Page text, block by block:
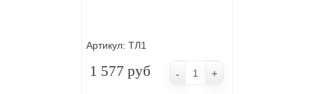
Артикул: ТЛ1
1 577 руб - +